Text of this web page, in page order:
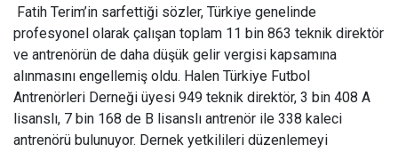
Fatih Terim’in sarfettiği sözler, Türkiye genelinde
profesyonel olarak çalışan toplam 11 bin 863 teknik direktör
ve antrenörün de daha düşük gelir vergisi kapsamına
alınmasını engellemiş oldu. Halen Türkiye Futbol
Antrenörleri Derneği üyesi 949 teknik direktör, 3 bin 408 A
lisanslı, 7 bin 168 de B lisanslı antrenör ile 338 kaleci
antrenörü bulunuyor. Dernek yetkilileri düzenlemeyi